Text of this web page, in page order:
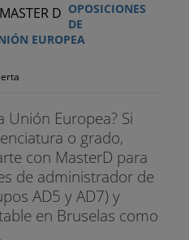
OPOSICIONES
DE
EUROPEA
Unión Europea? Si
o grado,
con MasterD para
de administrador de
AD5 y AD7) y
en Bruselas como